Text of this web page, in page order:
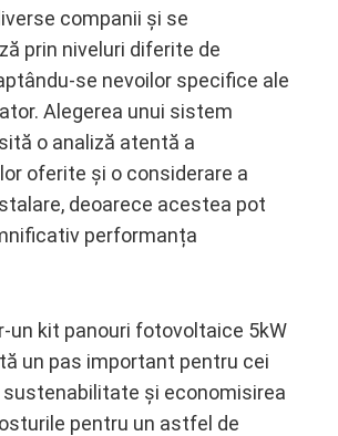
companii și se
prin niveluri diferite de
se nevoilor specifice ale
Alegerea unui sistem
o analiză atentă a
oferite și o considerare a
deoarece acestea pot
performanța
un kit panouri fotovoltaice 5kW
un pas important pentru cei
și economisirea
pentru un astfel de